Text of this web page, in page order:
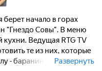
начало в горах
"Гнездо Совы". В меню
кухни. Ведущая RTG TV
те из них, которые
- баранину, запеченную
Развернуть